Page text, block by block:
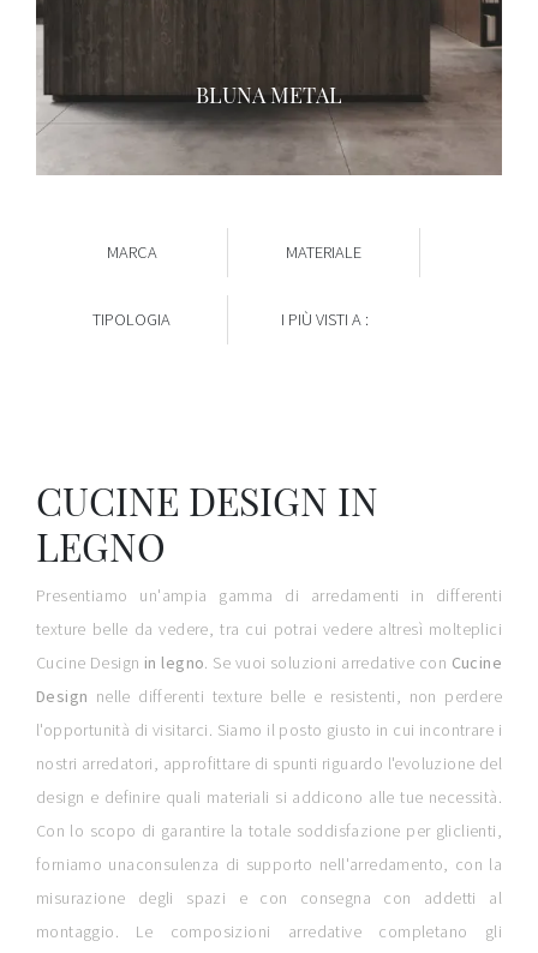
MARCA MATERIALE
TIPOLOGIA I PIÙ VISTI A :
BLUNA METAL
CUCINE DESIGN IN
LEGNO
Presentiamo un'ampia gamma di arredamenti in differenti
texture belle da vedere, tra cui potrai vedere altresì molteplici
Cucine Design in legno. Se vuoi soluzioni arredative con Cucine
Design nelle differenti texture belle e resistenti, non perdere
l'opportunità di visitarci. Siamo il posto giusto in cui incontrare i
nostri arredatori, approfittare di spunti riguardo l'evoluzione del
design e definire quali materiali si addicono alle tue necessità.
Con lo scopo di garantire la totale soddisfazione per gliclienti,
forniamo unaconsulenza di supporto nell'arredamento, con la
misurazione degli spazi e con consegna con addetti al
montaggio. Le composizioni arredative completano gli